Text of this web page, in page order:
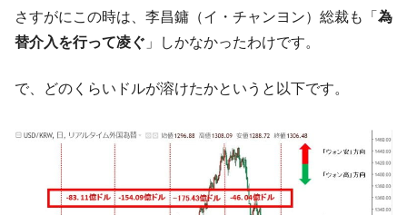
『Money1』
【速報】韓国株式市場の暴落・本日07月29
日(水)もサイドカー・サーキットブレイカーの二段コンボ
発動！
『Money1』
IT産業は人を雇用する効果は低い。全産業の
半分未満しか雇用を生まない
『Money1』
韓国「株式市場が賭博場のように変質した
のは政界の責任だ」
『Money1』
韓国「2026年1Q 資金循環統計」面白い結果
さすがにこの時は、李昌鏞（イ・チャンヨン）総裁も「 為
替介入を行って凌ぐ 」しかなかったわけです。
で、どのくらいドルが溶けたかというと以下です。